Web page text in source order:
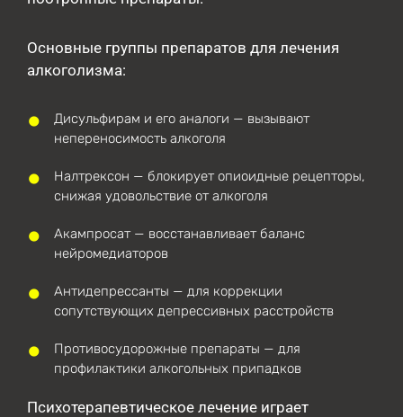
Основные группы препаратов для лечения
алкоголизма:
Дисульфирам и его аналоги — вызывают
непереносимость алкоголя
Налтрексон — блокирует опиоидные рецепторы,
снижая удовольствие от алкоголя
Акампросат — восстанавливает баланс
нейромедиаторов
Антидепрессанты — для коррекции
сопутствующих депрессивных расстройств
Противосудорожные препараты — для
профилактики алкогольных припадков
Психотерапевтическое лечение играет